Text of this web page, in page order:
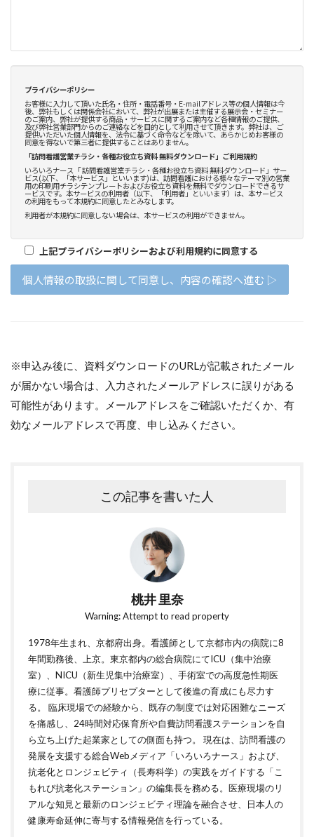
※申込み後に、資料ダウンロードのURLが記載されたメール
が届かない場合は、入力されたメールアドレスに誤りがある
可能性があります。メールアドレスをご確認いただくか、有
効なメールアドレスで再度、申し込みください。
この記事を書いた人
桃井 里奈
Warning: Attempt to read property
1978年生まれ、京都府出身。看護師として京都市内の病院に8
年間勤務後、上京。東京都内の総合病院にてICU（集中治療
室）、NICU（新生児集中治療室）、手術室での高度急性期医
療に従事。看護師プリセプターとして後進の育成にも尽力す
る。 臨床現場での経験から、既存の制度では対応困難なニーズ
を痛感し、24時間対応保育所や自費訪問看護ステーションを自
ら立ち上げた起業家としての側面も持つ。 現在は、訪問看護の
発展を支援する総合Webメディア「いろいろナース」および、
抗老化とロンジェビティ（長寿科学）の実践をガイドする「こ
もれび抗老化ステーション」の編集長を務める。医療現場のリ
アルな知見と最新のロンジェビティ理論を融合させ、日本人の
健康寿命延伸に寄与する情報発信を行っている。